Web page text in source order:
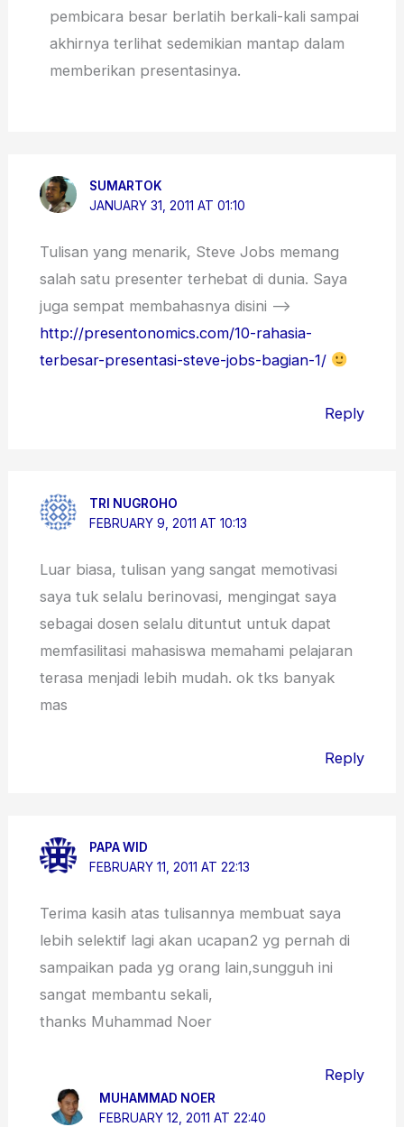
pembicara besar berlatih berkali-kali sampai
akhirnya terlihat sedemikian mantap dalam
memberikan presentasinya.
SUMARTOK
JANUARY 31, 2011 AT 01:10
Tulisan yang menarik, Steve Jobs memang
salah satu presenter terhebat di dunia. Saya
juga sempat membahasnya disini –>
http://presentonomics.com/10-rahasia-
terbesar-presentasi-steve-jobs-bagian-1/
Reply
TRI NUGROHO
FEBRUARY 9, 2011 AT 10:13
Luar biasa, tulisan yang sangat memotivasi
saya tuk selalu berinovasi, mengingat saya
sebagai dosen selalu dituntut untuk dapat
memfasilitasi mahasiswa memahami pelajaran
terasa menjadi lebih mudah. ok tks banyak
mas
Reply
PAPA WID
FEBRUARY 11, 2011 AT 22:13
Terima kasih atas tulisannya membuat saya
lebih selektif lagi akan ucapan2 yg pernah di
sampaikan pada yg orang lain,sungguh ini
sangat membantu sekali,
thanks Muhammad Noer
Reply
MUHAMMAD NOER
FEBRUARY 12, 2011 AT 22:40